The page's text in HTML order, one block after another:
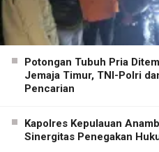
Potongan Tubuh Pria
Jemaja Timur, TNI-Polri
Pencarian
Kapolres Kepulauan
Sinergitas Penegakan